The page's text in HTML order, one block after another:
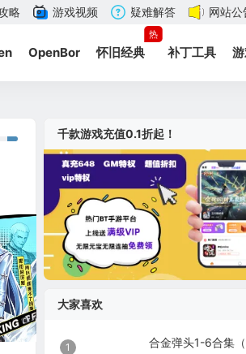
略 游戏视频 疑难解答 网站公
OpenBor 怀旧经典
热
补丁工具
千款游戏充值0.1折起！
大家喜欢
1
合金弹头1-6合集